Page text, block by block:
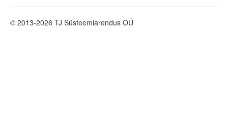
© 2013-2026 TJ Süsteemiarendus OÜ